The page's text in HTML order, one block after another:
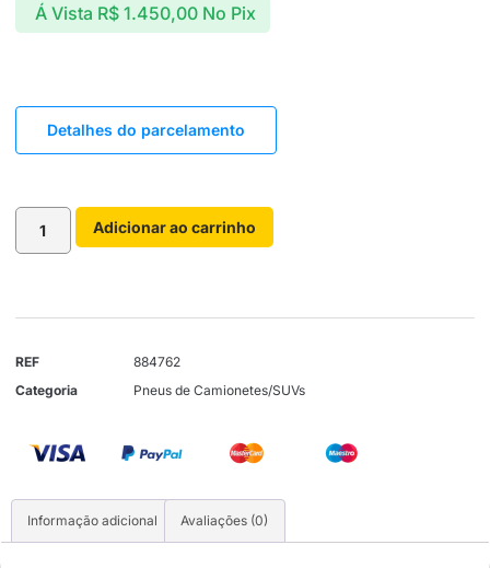
Á Vista R$1.450,00 No Pix
Detalhes do parcelamento
Adicionar ao carrinho
REF
884762
Categoria
Pneus de Camionetes/SUVs
Informação adicional Avaliações (0)